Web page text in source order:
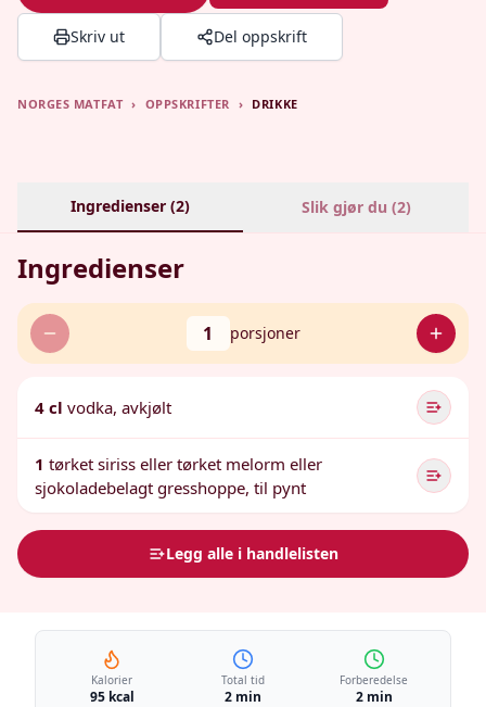
Skriv ut Del oppskrift
NORGES MATFAT › OPPSKRIFTER › DRIKKE
Ingredienser (2) Slik gjør du (2)
Ingredienser
1 porsjoner
4 cl vodka, avkjølt
1 tørket siriss eller tørket melorm eller
sjokoladebelagt gresshoppe, til pynt
Legg alle i handlelisten
Kalorier
95 kcal
Total tid
2 min
Forberedelse
2 min